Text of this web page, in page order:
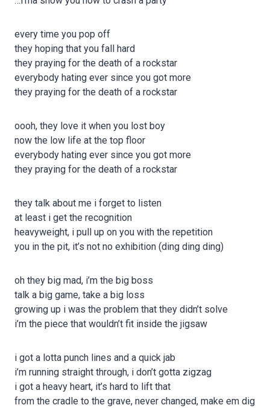
every time you pop off
they hoping that you fall hard
they praying for the death of a rockstar
everybody hating ever since you got more
they praying for the death of a rockstar
oooh, they love it when you lost boy
now the low life at the top floor
everybody hating ever since you got more
they praying for the death of a rockstar
they talk about me i forget to listen
at least i get the recognition
heavyweight, i pull up on you with the repetition
you in the pit, it’s not no exhibition (ding ding ding)
oh they big mad, i’m the big boss
talk a big game, take a big loss
growing up i was the problem that they didn’t solve
i’m the piece that wouldn’t fit inside the jigsaw
i got a lotta punch lines and a quick jab
i’m running straight through, i don’t gotta zigzag
i got a heavy heart, it’s hard to lift that
from the cradle to the grave, never changed, make em dig